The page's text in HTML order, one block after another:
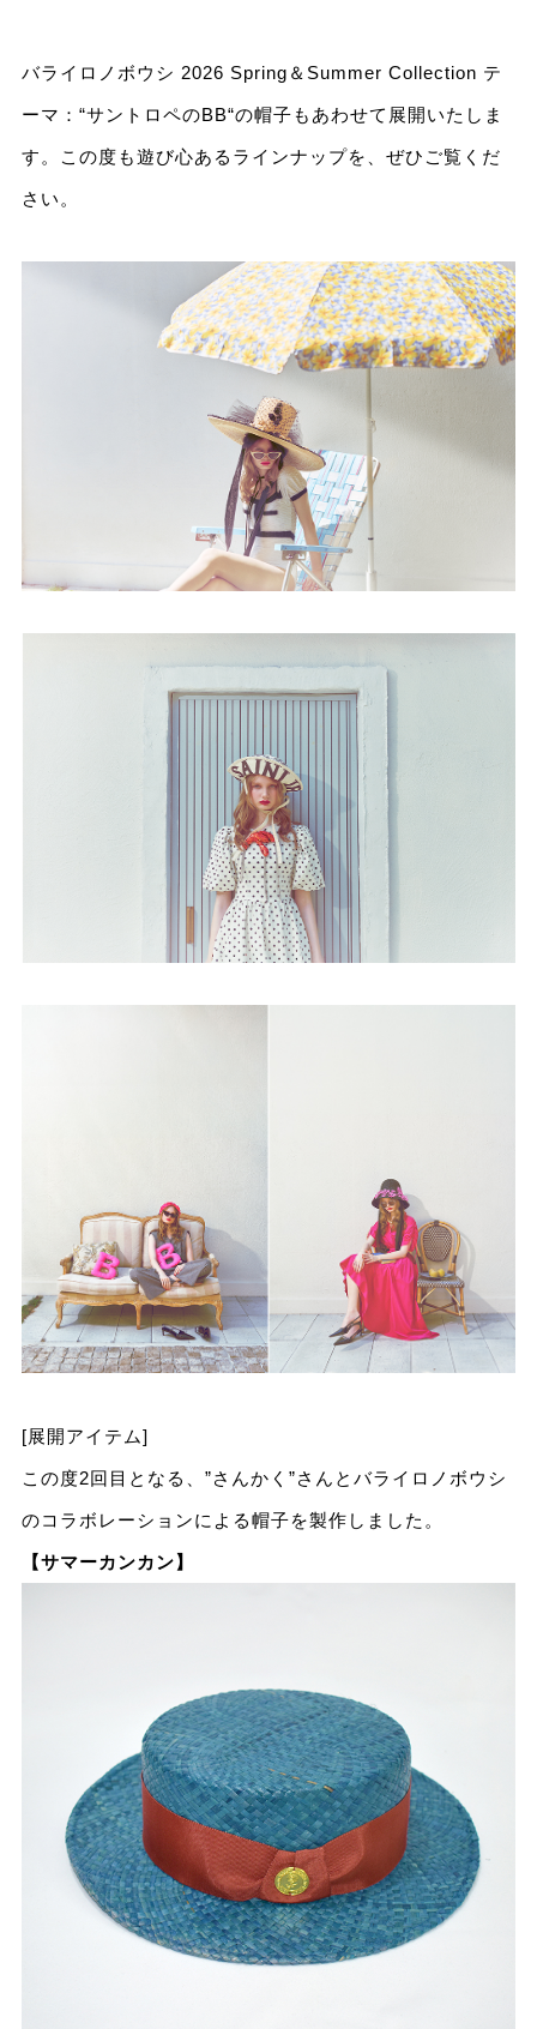
バライロノボウシ 2026 Spring＆Summer Collection テ
ーマ：“サントロペのBB“の帽子もあわせて展開いたしま
す。この度も遊び⼼あるラインナップを、ぜひご覧くだ
さい。
[展開アイテム]
この度2回⽬となる、”さんかく”さんとバライロノボウシ
のコラボレーションによる帽子を製作しました。
【サマーカンカン】